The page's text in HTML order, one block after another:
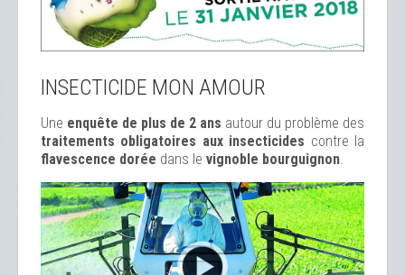
INSECTICIDE MON AMOUR
Une enquête de plus de 2 ans autour du problème des
traitements obligatoires aux insecticides contre la
flavescence dorée dans le vignoble bourguignon.